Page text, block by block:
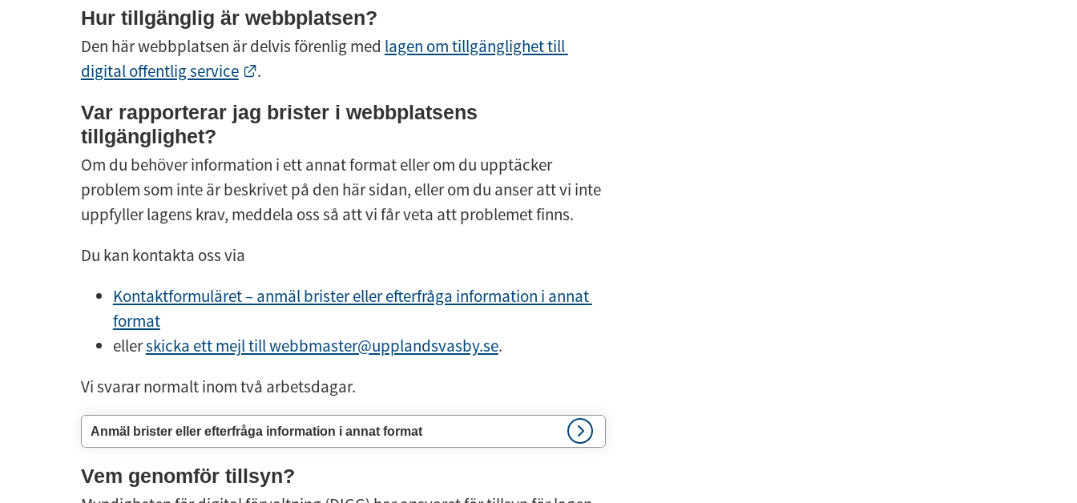
Hur tillgänglig är webbplatsen?
Den här webbplatsen är delvis förenlig med lagen om tillgänglighet till
digital offentlig service
Länk till annan webbplats.
.
Var rapporterar jag brister i webbplatsens
tillgänglighet?
Om du behöver information i ett annat format eller om du upptäcker
problem som inte är beskrivet på den här sidan, eller om du anser att vi inte
uppfyller lagens krav, meddela oss så att vi får veta att problemet finns.
Du kan kontakta oss via
Kontaktformuläret – anmäl brister eller efterfråga information i annat
format
eller skicka ett mejl till webbmaster@upplandsvasby.se.
Vi svarar normalt inom två arbetsdagar.
Anmäl brister eller efterfråga information i annat format
Vem genomför tillsyn?